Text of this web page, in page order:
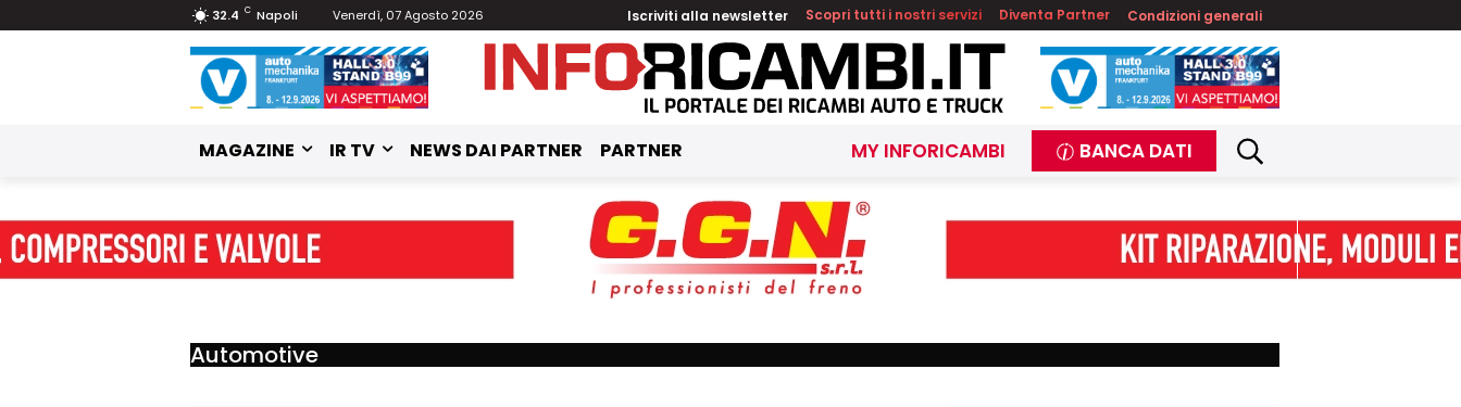
32.4 C Napoli Venerdì, 07 Agosto 2026 Iscriviti alla newsletter Scopri tutti i nostri servizi Diventa Partner Condizioni generali
MAGAZINE IR TV NEWS DAI PARTNER PARTNER MY INFORICAMBI BANCA DATI
Automotive